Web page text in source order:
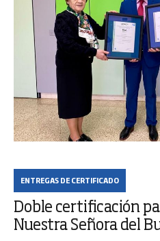
ENTREGAS DE CERTIFICADO
Doble certificación
Nuestra Señora del